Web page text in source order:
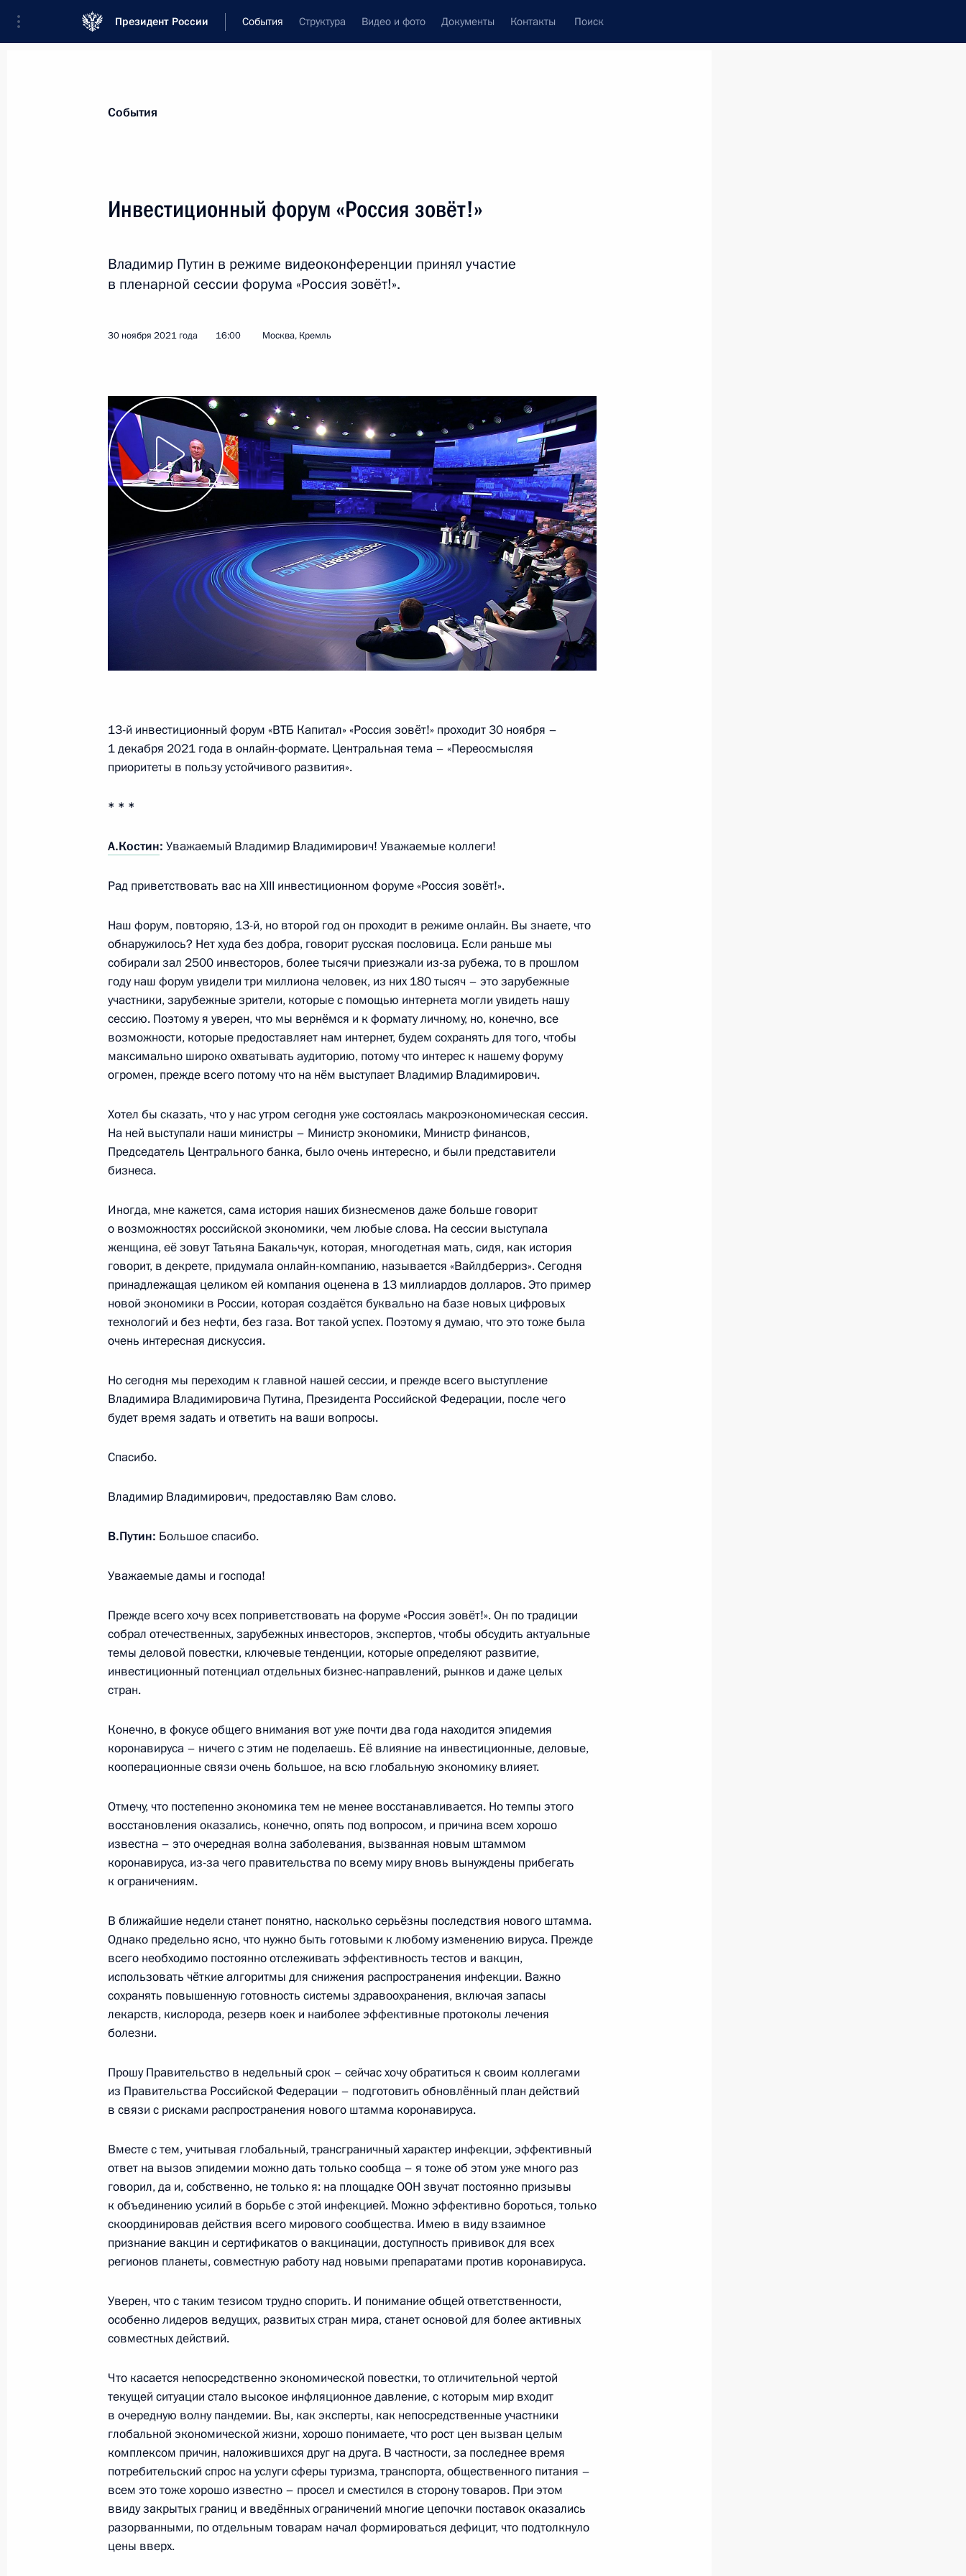
Президент России События Структура Видео и фото Документы Контакты Поиск
Новости
1 декабря 2021 года, 15:50 Москва
Встреча с главой ВТБ Андреем Костиным
1 декабря 2021 года, 08:30 Москва, Кремль
3
30 ноября 2021 года, вторник
Встреча с Президентом Вьетнама Нгуен Суан Фуком
30 ноября 2021 года, 20:00 Москва, Кремль
2
1 декабря Владимир Путин примет верительные грамоты у вновь
прибывших послов иностранных государств
30 ноября 2021 года, 17:15
Инвестиционный форум «Россия зовёт!»
30 ноября 2021 года, 16:00 Москва, Кремль
Телефонный разговор с Президентом Центральноафриканской
Республики Фостеном Арканжем Туадерой
Встреча с председателем совета директоров «БТС-МОСТ»
Русланом Байсаровым
29 ноября 2021 года, 13:40 Москва, Кремль
4
30 ноября в Москве пройдут переговоры Владимира Путина
29 ноября 2021 года, 12:15
Соболезнования в связи с кончиной Александра Градского
28 ноября 2021 года, 16:10
27 ноября 2021 года, суббота
Обращение по случаю 60-летия КВН
Совещание с постоянными членами Совета Безопасности
26 ноября 2021 года, 21:20
26 ноября 2021 года, 21:00 Сочи
Заявления по итогам трёхсторонних переговоров лидеров
России, Азербайджана и Армении
26 ноября 2021 года, 20:00
Встреча с Ильхамом Алиевым и Николом Пашиняном 2
Встреча с Президентом Азербайджана Ильхамом Алиевым
26 ноября 2021 года, 16:00 Сочи
6 декабря состоится визит Владимира Путина в Индию
26 ноября 2021 года, 14:30
25 ноября 2021 года, четверг
25 ноября 2021 года, 15:10 Сочи
Аркадий Гостев назначен директором ФСИН
25 ноября 2021 года, 12:40
Александр Калашников освобождён от должности директора
ФСИН
Соболезнования в связи с аварией на шахте «Листвяжная»
25 ноября 2021 года, 12:15
24 ноября 2021 года, среда
Телефонный разговор с Председателем Европейского совета
Шарлем Мишелем
24 ноября 2021 года, 19:20
События
Инвестиционный форум «Россия зовёт!»
Владимир Путин в режиме видеоконференции принял участие
в пленарной сессии форума «Россия зовёт!».
30 ноября 2021 года 16:00 Москва, Кремль
13-й инвестиционный форум «ВТБ Капитал» «Россия зовёт!» проходит 30 ноября –
1 декабря 2021 года в онлайн-формате. Центральная тема – «Переосмысляя
приоритеты в пользу устойчивого развития».
* * *
А.Костин: Уважаемый Владимир Владимирович! Уважаемые коллеги!
Рад приветствовать вас на XIII инвестиционном форуме «Россия зовёт!».
Наш форум, повторяю, 13-й, но второй год он проходит в режиме онлайн. Вы знаете, что
обнаружилось? Нет худа без добра, говорит русская пословица. Если раньше мы
собирали зал 2500 инвесторов, более тысячи приезжали из-за рубежа, то в прошлом
году наш форум увидели три миллиона человек, из них 180 тысяч – это зарубежные
участники, зарубежные зрители, которые с помощью интернета могли увидеть нашу
сессию. Поэтому я уверен, что мы вернёмся и к формату личному, но, конечно, все
возможности, которые предоставляет нам интернет, будем сохранять для того, чтобы
максимально широко охватывать аудиторию, потому что интерес к нашему форуму
огромен, прежде всего потому что на нём выступает Владимир Владимирович.
Хотел бы сказать, что у нас утром сегодня уже состоялась макроэкономическая сессия.
На ней выступали наши министры – Министр экономики, Министр финансов,
Председатель Центрального банка, было очень интересно, и были представители
бизнеса.
Иногда, мне кажется, сама история наших бизнесменов даже больше говорит
о возможностях российской экономики, чем любые слова. На сессии выступала
женщина, её зовут Татьяна Бакальчук, которая, многодетная мать, сидя, как история
говорит, в декрете, придумала онлайн-компанию, называется «Вайлдберриз». Сегодня
принадлежащая целиком ей компания оценена в 13 миллиардов долларов. Это пример
новой экономики в России, которая создаётся буквально на базе новых цифровых
технологий и без нефти, без газа. Вот такой успех. Поэтому я думаю, что это тоже была
очень интересная дискуссия.
Но сегодня мы переходим к главной нашей сессии, и прежде всего выступление
Владимира Владимировича Путина, Президента Российской Федерации, после чего
будет время задать и ответить на ваши вопросы.
Спасибо.
Владимир Владимирович, предоставляю Вам слово.
В.Путин: Большое спасибо.
Уважаемые дамы и господа!
Прежде всего хочу всех поприветствовать на форуме «Россия зовёт!». Он по традиции
собрал отечественных, зарубежных инвесторов, экспертов, чтобы обсудить актуальные
темы деловой повестки, ключевые тенденции, которые определяют развитие,
инвестиционный потенциал отдельных бизнес-направлений, рынков и даже целых
стран.
Конечно, в фокусе общего внимания вот уже почти два года находится эпидемия
коронавируса – ничего с этим не поделаешь. Её влияние на инвестиционные, деловые,
кооперационные связи очень большое, на всю глобальную экономику влияет.
Отмечу, что постепенно экономика тем не менее восстанавливается. Но темпы этого
восстановления оказались, конечно, опять под вопросом, и причина всем хорошо
известна – это очередная волна заболевания, вызванная новым штаммом
коронавируса, из-за чего правительства по всему миру вновь вынуждены прибегать
к ограничениям.
В ближайшие недели станет понятно, насколько серьёзны последствия нового штамма.
Однако предельно ясно, что нужно быть готовыми к любому изменению вируса. Прежде
всего необходимо постоянно отслеживать эффективность тестов и вакцин,
использовать чёткие алгоритмы для снижения распространения инфекции. Важно
сохранять повышенную готовность системы здравоохранения, включая запасы
лекарств, кислорода, резерв коек и наиболее эффективные протоколы лечения
болезни.
Прошу Правительство в недельный срок – сейчас хочу обратиться к своим коллегами
из Правительства Российской Федерации – подготовить обновлённый план действий
в связи с рисками распространения нового штамма коронавируса.
Вместе с тем, учитывая глобальный, трансграничный характер инфекции, эффективный
ответ на вызов эпидемии можно дать только сообща – я тоже об этом уже много раз
говорил, да и, собственно, не только я: на площадке ООН звучат постоянно призывы
к объединению усилий в борьбе с этой инфекцией. Можно эффективно бороться, только
скоординировав действия всего мирового сообщества. Имею в виду взаимное
признание вакцин и сертификатов о вакцинации, доступность прививок для всех
регионов планеты, совместную работу над новыми препаратами против коронавируса.
Уверен, что с таким тезисом трудно спорить. И понимание общей ответственности,
особенно лидеров ведущих, развитых стран мира, станет основой для более активных
совместных действий.
Что касается непосредственно экономической повестки, то отличительной чертой
текущей ситуации стало высокое инфляционное давление, с которым мир входит
в очередную волну пандемии. Вы, как эксперты, как непосредственные участники
глобальной экономической жизни, хорошо понимаете, что рост цен вызван целым
комплексом причин, наложившихся друг на друга. В частности, за последнее время
потребительский спрос на услуги сферы туризма, транспорта, общественного питания –
всем это тоже хорошо известно – просел и сместился в сторону товаров. При этом
ввиду закрытых границ и введённых ограничений многие цепочки поставок оказались
разорванными, по отдельным товарам начал формироваться дефицит, что подтолкнуло
цены вверх.